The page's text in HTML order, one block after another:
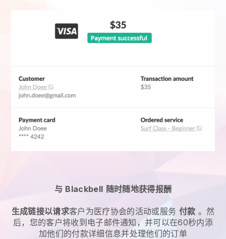
与 Blackbell 随时随地获得报酬
生成链接以请求客户为医疗协会的活动或服务 付款 。然
后，您的客户将收到电子邮件通知，并可以在60秒内添
加他们的付款详细信息并处理他们的订单